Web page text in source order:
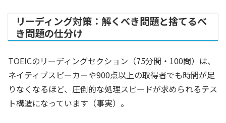
リーディング対策：解くべき問題と捨てるべ
き問題の仕分け
TOEICのリーディングセクション（75分間・100問）は、
ネイティブスピーカーや900点以上の取得者でも時間が足
りなくなるほど、圧倒的な処理スピードが求められるテス
ト構造になっています（事実）。